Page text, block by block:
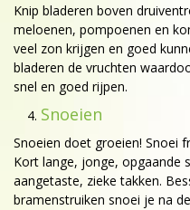
Knip bladeren boven
meloenen, pompoenen en
veel zon krijgen en goed
bladeren de vruchten
snel en goed rijpen.
Snoeien
Snoeien doet groeien! Snoei
Kort lange, jonge, opgaande
aangetaste, zieke takken.
bramenstruiken snoei je na